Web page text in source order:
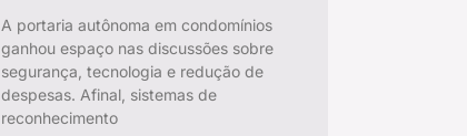
A portaria autônoma em condomínios
ganhou espaço nas discussões sobre
segurança, tecnologia e redução de
despesas. Afinal, sistemas de
reconhecimento